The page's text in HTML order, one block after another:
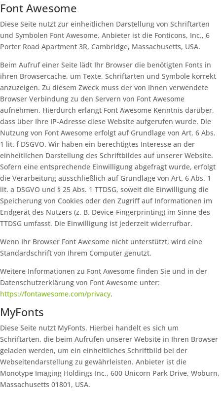
Font Awesome
Diese Seite nutzt zur einheitlichen Darstellung von Schriftarten
und Symbolen Font Awesome. Anbieter ist die Fonticons, Inc., 6
Porter Road Apartment 3R, Cambridge, Massachusetts, USA.
Beim Aufruf einer Seite lädt Ihr Browser die benötigten Fonts in
ihren Browsercache, um Texte, Schriftarten und Symbole korrekt
anzuzeigen. Zu diesem Zweck muss der von Ihnen verwendete
Browser Verbindung zu den Servern von Font Awesome
aufnehmen. Hierdurch erlangt Font Awesome Kenntnis darüber,
dass über Ihre IP-Adresse diese Website aufgerufen wurde. Die
Nutzung von Font Awesome erfolgt auf Grundlage von Art. 6 Abs.
1 lit. f DSGVO. Wir haben ein berechtigtes Interesse an der
einheitlichen Darstellung des Schriftbildes auf unserer Website.
Sofern eine entsprechende Einwilligung abgefragt wurde, erfolgt
die Verarbeitung ausschließlich auf Grundlage von Art. 6 Abs. 1
lit. a DSGVO und § 25 Abs. 1 TTDSG, soweit die Einwilligung die
Speicherung von Cookies oder den Zugriff auf Informationen im
Endgerät des Nutzers (z. B. Device-Fingerprinting) im Sinne des
TTDSG umfasst. Die Einwilligung ist jederzeit widerrufbar.
Wenn Ihr Browser Font Awesome nicht unterstützt, wird eine
Standardschrift von Ihrem Computer genutzt.
Weitere Informationen zu Font Awesome finden Sie und in der
Datenschutzerklärung von Font Awesome unter:
https://fontawesome.com/privacy.
MyFonts
Diese Seite nutzt MyFonts. Hierbei handelt es sich um
Schriftarten, die beim Aufrufen unserer Website in Ihren Browser
geladen werden, um ein einheitliches Schriftbild bei der
Webseitendarstellung zu gewährleisten. Anbieter ist die
Monotype Imaging Holdings Inc., 600 Unicorn Park Drive, Woburn,
Massachusetts 01801, USA.